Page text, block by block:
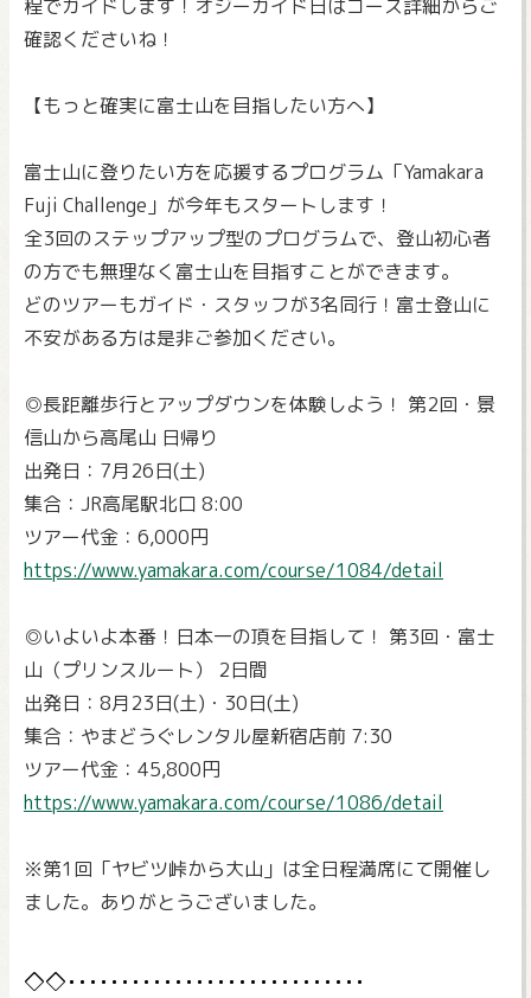
程でガイドします！オジーガイド日はコース詳細からご
確認くださいね！
【もっと確実に富士山を目指したい方へ】
富士山に登りたい方を応援するプログラム「Yamakara
Fuji Challenge」が今年もスタートします！
全3回のステップアップ型のプログラムで、登山初心者
の方でも無理なく富士山を目指すことができます。
どのツアーもガイド・スタッフが3名同行！富士登山に
不安がある方は是非ご参加ください。
◎長距離歩行とアップダウンを体験しよう！ 第2回・景
信山から高尾山 日帰り
出発日：7月26日(土)
集合：JR高尾駅北口 8:00
ツアー代金：6,000円
https://www.yamakara.com/course/1084/detail
◎いよいよ本番！日本一の頂を目指して！ 第3回・富士
山（プリンスルート） 2日間
出発日：8月23日(土)・30日(土)
集合：やまどうぐレンタル屋新宿店前 7:30
ツアー代金：45,800円
https://www.yamakara.com/course/1086/detail
※第1回「ヤビツ峠から大山」は全日程満席にて開催し
ました。ありがとうございました。